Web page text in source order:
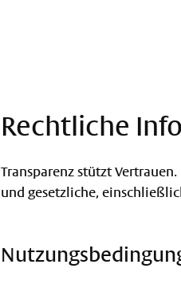
Rechtliche
Transparenz stützt
und gesetzliche,